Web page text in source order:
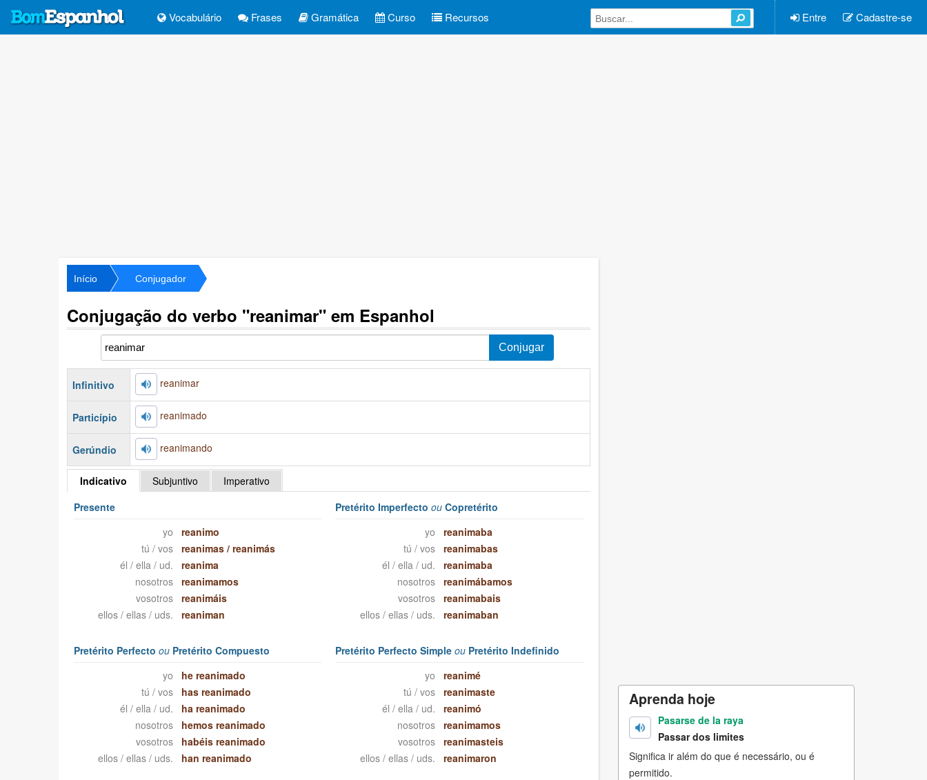
Vocabulário Frases Gramática Curso Recursos Entre Cadastre-se
Início Conjugador
Conjugação do verbo "reanimar" em Espanhol
Infinitivo reanimar
Particípio reanimado
Gerúndio reanimando
Indicativo Subjuntivo
Imperativo
Presente
yo
reanimo
tú / vos
reanimas /reanimás
él / ella / ud.
reanima
nosotros
reanimamos
vosotros
reanimáis
ellos / ellas / uds.
reaniman
Pretérito Imperfectoou Copretérito
yo
reanimaba
tú / vos
reanimabas
él / ella / ud.
reanimaba
nosotros
reanimábamos
vosotros
reanimabais
ellos / ellas / uds.
reanimaban
Pretérito Perfecto ouPretérito Compuesto
yo
he reanimado
tú / vos
has reanimado
él / ella / ud.
ha reanimado
nosotros
hemos reanimado
vosotros
habéis reanimado
ellos / ellas / uds.
han reanimado
Pretérito Perfecto Simpleou Pretérito Indefinido
yo
reanimé
tú / vos
reanimaste
él / ella / ud.
reanimó
nosotros
reanimamos
vosotros
reanimasteis
ellos / ellas / uds.
reanimaron
Aprenda hoje
Pasarse de la raya
Passar dos limites
Significa ir além do que é necessário, ou é
permitido.